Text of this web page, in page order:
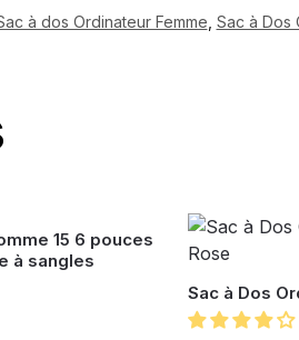
à dos Ordinateur Femme Sac à Dos
15 6 pouces
à sangles
Sac à Dos